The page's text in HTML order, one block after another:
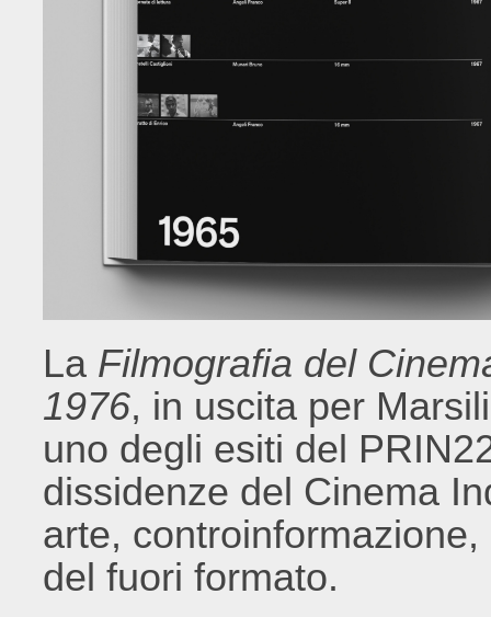
La Filmografia del
1976, in uscita per
uno degli esiti del
dissidenze del Cinema
arte,
del fuori formato.